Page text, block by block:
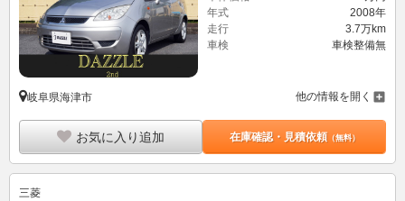
年式
2008年
走行
3.7万km
車検
車検整備無
岐阜県海津市 他の情報を開く
お気に入り追加 在庫確認・見積依頼（無料）
三菱